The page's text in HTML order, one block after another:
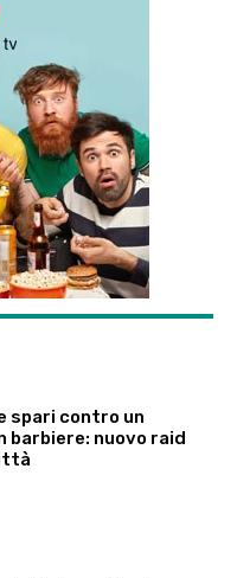
spari contro un
barbiere: nuovo raid